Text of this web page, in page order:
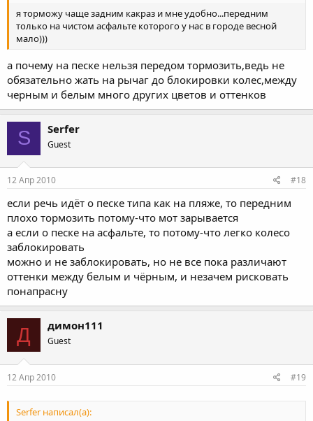
я торможу чаще задним какраз и мне удобно...передним
только на чистом асфальте которого у нас в городе весной
мало)))
а почему на песке нельзя передом тормозить,ведь не
обязательно жать на рычаг до блокировки колес,между
черным и белым много других цветов и оттенков
S Serfer
Guest
12 Апр 2010 #18
если речь идёт о песке типа как на пляже, то передним
плохо тормозить потому-что мот зарывается
а если о песке на асфальте, то потому-что легко колесо
заблокировать
можно и не заблокировать, но не все пока различают
оттенки между белым и чёрным, и незачем рисковать
понапрасну
Д димон111
Guest
12 Апр 2010 #19
Serfer написал(а):